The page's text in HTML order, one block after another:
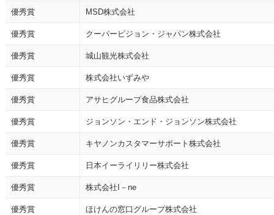
優秀賞 MSD株式会社
優秀賞 クーパービジョン・ジャパン株式会社
優秀賞 城山観光株式会社
優秀賞 株式会社いずみや
優秀賞 アサヒグループ食品株式会社
優秀賞 ジョンソン・エンド・ジョンソン株式会社
優秀賞 キヤノンカスタマーサポート株式会社
優秀賞 日本イーライリリー株式会社
優秀賞 株式会社I－ne
優秀賞 ほけんの窓口グループ株式会社